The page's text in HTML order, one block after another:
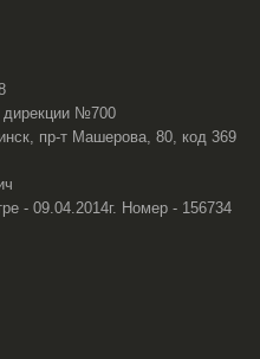
дирекции №700
пр-т Машерова, 80, код 369
- 09.04.2014г. Номер - 156734